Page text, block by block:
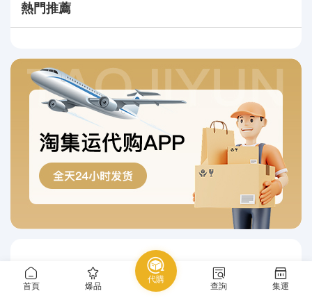
首頁 爆品
代購
查詢 集運
熱門推薦
最新好價 熱門好價